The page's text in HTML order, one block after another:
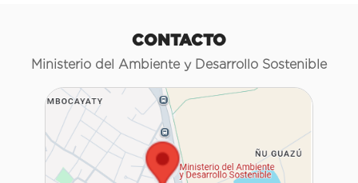
CONTACTO
Ministerio del Ambiente y Desarrollo Sostenible